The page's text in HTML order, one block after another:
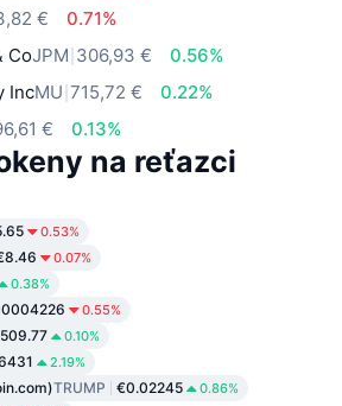
€
0.71%
CoJPM 306,93 €
0.56%
IncMU 715,72 €
0.22%
€ 0.13%
na reťazci
0.53%
0.07%
0.38%
0.55%
0.10%
2.19%
TRUMP €0.02245 0.86%